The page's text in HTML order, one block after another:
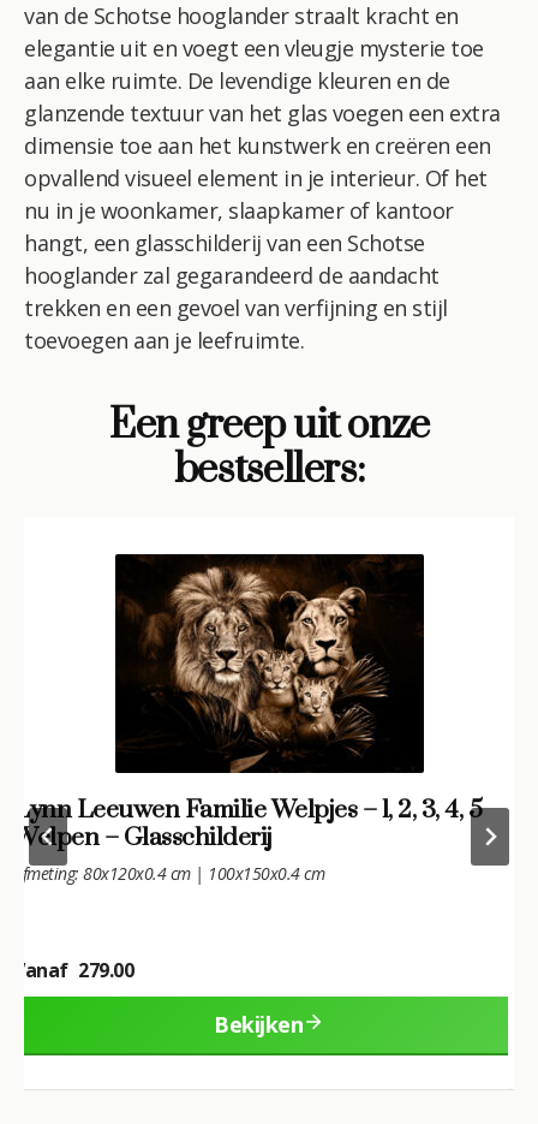
van de Schotse hooglander straalt kracht en
elegantie uit en voegt een vleugje mysterie toe
aan elke ruimte. De levendige kleuren en de
glanzende textuur van het glas voegen een extra
dimensie toe aan het kunstwerk en creëren een
opvallend visueel element in je interieur. Of het
nu in je woonkamer, slaapkamer of kantoor
hangt, een glasschilderij van een Schotse
hooglander zal gegarandeerd de aandacht
trekken en een gevoel van verfijning en stijl
toevoegen aan je leefruimte.
Een greep uit onze
bestsellers:
BESTSELLER
Lion Art – Leeuw – Glasschilderij
Afmeting: 160x110x0,4 cm, 120x80x0,4 cm
197.00
Bekijken